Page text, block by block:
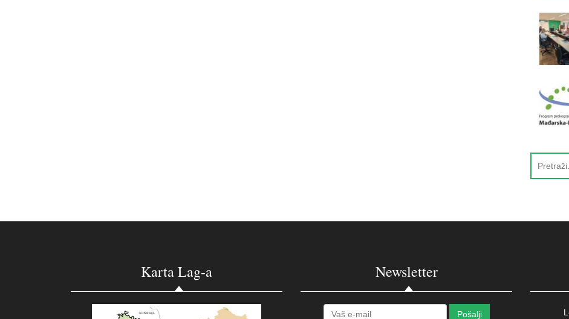
Karta Lag-a Newsletter